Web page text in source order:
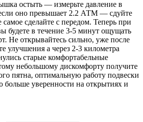
остыть — измерьте давление в
оно превышает 2.2 АТМ — сдуйте
сделайте с передом. Теперь при
будете в течение 3-5 минут ощущать
Не открывайтесь сильно, уже после
улучшения а через 2-3 километра
старые комфортабельные
небольшому дискомфорту получите
пятна, оптимальную работу подвески
больше уверенности на открытиях и